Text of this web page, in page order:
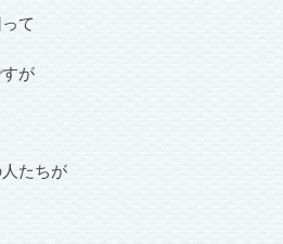
て
が
たちが